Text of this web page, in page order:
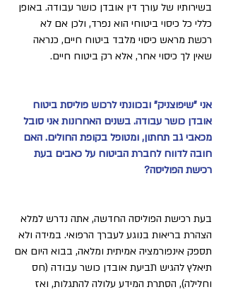
בשירותיו של עורך דין אובדן כושר עבודה. באופן
כללי כל כיסוי ביטוחי הוא נפרד, ולכן אם לא
רכשת מראש כיסוי מלבד ביטוח חיים, כנראה
שאין לך כיסוי אחר, אלא רק ביטוח חיים.
אני "שיפוצניק" ובכוונתי לרכוש פוליסת ביטוח
אובדן כושר עבודה. בשנים האחרונות אני סובל
מכאבי גב תחתון, ומטופל בקופת החולים. האם
חובה לדווח לחברת הביטוח על כאבים בעת
רכישת הפוליסה?
בעת רכישת הפוליסה החדשה, אתה נדרש למלא
הצהרת בריאות בנוגע לעברך הרפואי. במידה ולא
תספק אינפורמציה אמיתית ומלאה, בבוא היום אם
תיאלץ להגיש תביעת אובדן כושר עבודה (חס
וחלילה), הסתרת המידע עלולה להתגלות, ואז